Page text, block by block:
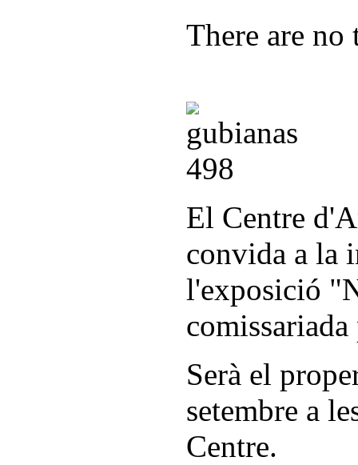
There are no
El Centre
convida a la
l'exposició
Serà el
setembre a
Centre.